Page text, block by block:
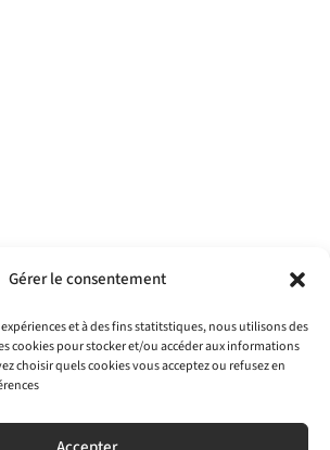
Gérer le consentement
et à des fins statitstiques, nous utilisons des
cookies pour stocker et/ou accéder aux informations
choisir quels cookies vous acceptez ou refusez en